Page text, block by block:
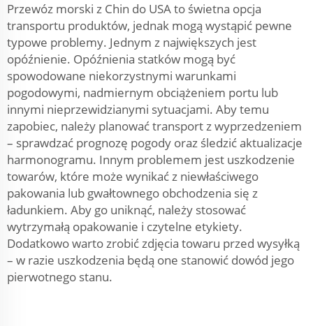
Przewóz morski z Chin do USA to świetna opcja
transportu produktów, jednak mogą wystąpić pewne
typowe problemy. Jednym z największych jest
opóźnienie. Opóźnienia statków mogą być
spowodowane niekorzystnymi warunkami
pogodowymi, nadmiernym obciążeniem portu lub
innymi nieprzewidzianymi sytuacjami. Aby temu
zapobiec, należy planować transport z wyprzedzeniem
– sprawdzać prognozę pogody oraz śledzić aktualizacje
harmonogramu. Innym problemem jest uszkodzenie
towarów, które może wynikać z niewłaściwego
pakowania lub gwałtownego obchodzenia się z
ładunkiem. Aby go uniknąć, należy stosować
wytrzymałą opakowanie i czytelne etykiety.
Dodatkowo warto zrobić zdjęcia towaru przed wysyłką
– w razie uszkodzenia będą one stanowić dowód jego
pierwotnego stanu.